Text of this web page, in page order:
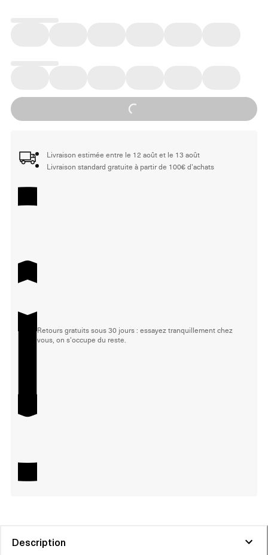
Loading...
Livraison estimée entre le 12 août et le 13 août
Livraison standard gratuite à partir de 100€ d'achats
Retours gratuits sous 30 jours : essayez tranquillement chez
vous, on s'occupe du reste.
Description